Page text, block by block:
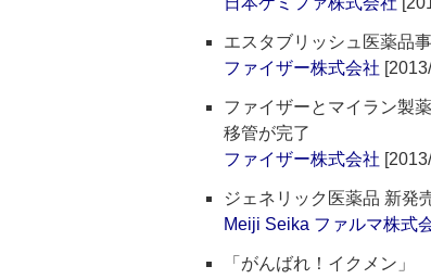
エスタブリッシュ医薬品
ファイザー株式会社
ファイザーとマイラン製
移管が完了
ファイザー株式会社
ジェネリック医薬品 新発
Meiji Seika ファルマ株式
「がんばれ！イクメン